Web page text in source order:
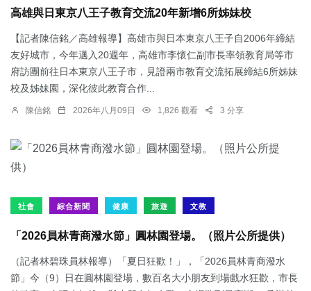
高雄與日東京八王子教育交流20年新增6所姊妹校
【記者陳信銘／高雄報導】高雄市與日本東京八王子自2006年締結
友好城市，今年邁入20週年，高雄市李懷仁副市長率領教育局等市
府訪團前往日本東京八王子市，見證兩市教育交流拓展締結6所姊妹
校及姊妹園，深化彼此教育合作...
陳信銘 2026年八月09日 1,826 觀看 3 分享
社會 綜合新聞 健康 旅遊 文教
「2026員林青商潑水節」圓林園登場。（照片公所提供）
（記者林碧珠員林報導）「夏日狂歡！」，「2026員林青商潑水
節」今（9）日在圓林園登場，數百名大小朋友到場戲水狂歡，市長